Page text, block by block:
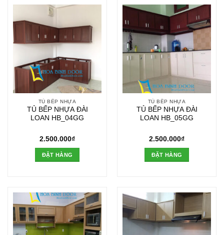
TỦ BẾP NHỰA
TỦ BẾP NHỰA ĐÀI
LOAN HB_04GG
2.500.000₫
ĐẶT HÀNG
TỦ BẾP NHỰA
TỦ BẾP NHỰA ĐÀI
LOAN HB_05GG
2.500.000₫
ĐẶT HÀNG